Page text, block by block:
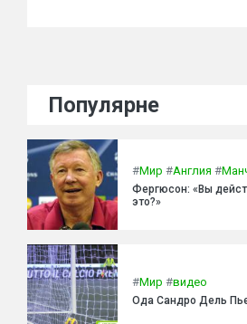
Популярне
#Мир #Англия #
Фергюсон: «Вы
это?»
#Мир #видео
Ода Сандро Дель